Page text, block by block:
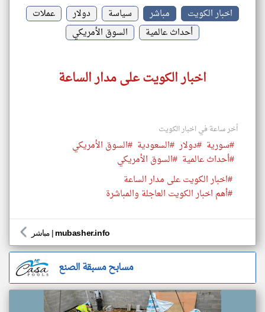
اخبار الكويت مباشر سياسة دولار
عملات
أحداث عالمية
السوق الأمريكي
اخبار الكويت على مدار الساعة
أخر ساعة في اخبار الكويت
#سورية #دولار #السعودية #السوق الأمريكي
#أحداث عالمية #السوق الأمريكي
#اخبار الكويت على مدار الساعة
#أهم اخبار الكويت العاجلة والمباشرة
مباشر | mubasher.info
مسابح مسبقة الصنع